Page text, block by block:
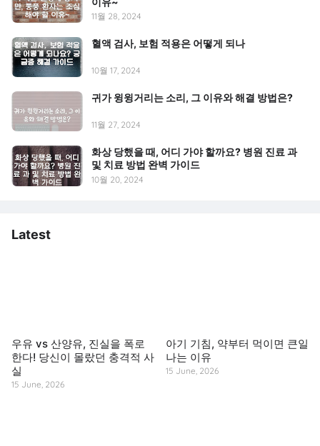
11월 28, 2024
혈액 검사, 보험 적용은 어떻게 되나
10월 17, 2024
귀가 윙윙거리는 소리, 그 이유와 해결 방법은?
11월 27, 2024
화상 당했을 때, 어디 가야 할까요? 병원 진료 과
및 치료 방법 완벽 가이드
10월 20, 2024
Latest
우유 vs 산양유, 진실을 폭로
한다! 당신이 몰랐던 충격적 사
실
15 June, 2026
아기 기침, 약부터 먹이면 큰일
나는 이유
15 June, 2026